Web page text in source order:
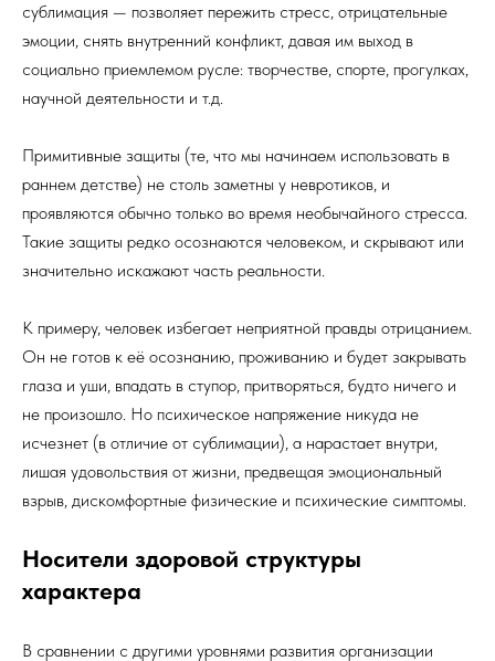
сублимация — позволяет пережить стресс, отрицательные
эмоции, снять внутренний конфликт, давая им выход в
социально приемлемом русле: творчестве, спорте, прогулках,
научной деятельности и т.д.
Примитивные защиты (те, что мы начинаем использовать в
раннем детстве) не столь заметны у невротиков, и
проявляются обычно только во время необычайного стресса.
Такие защиты редко осознаются человеком, и скрывают или
значительно искажают часть реальности.
К примеру, человек избегает неприятной правды отрицанием.
Он не готов к её осознанию, проживанию и будет закрывать
глаза и уши, впадать в ступор, притворяться, будто ничего и
не произошло. Но психическое напряжение никуда не
исчезнет (в отличие от сублимации), а нарастает внутри,
лишая удовольствия от жизни, предвещая эмоциональный
взрыв, дискомфортные физические и психические симптомы.
Носители здоровой структуры
характера
В сравнении с другими уровнями развития организации